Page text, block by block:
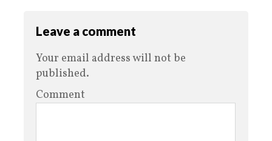
Leave a comment
Your email address will not be
published.
Comment